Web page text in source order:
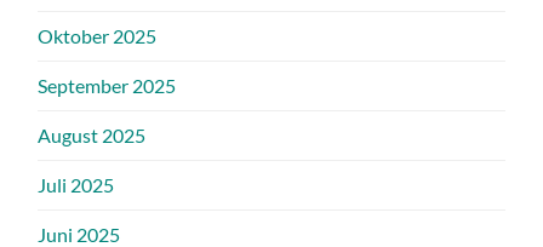
Oktober 2025
September 2025
August 2025
Juli 2025
Juni 2025